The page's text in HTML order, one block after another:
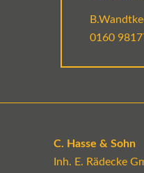
0160
C. Hasse & Sohn
Inh. E. Rädecke